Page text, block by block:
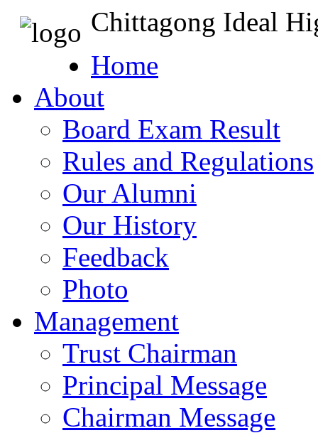
Chittagong Ideal
Home
About
Board Exam Result
Rules and Regulations
Our Alumni
Our History
Feedback
Photo
Management
Trust Chairman
Principal Message
Chairman Message